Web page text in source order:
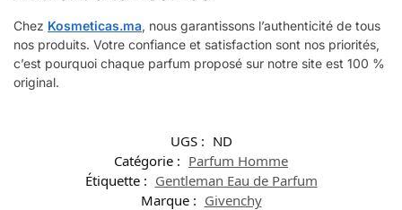
Chez Kosmeticas.ma, nous garantissons l’authenticité de tous
nos produits. Votre confiance et satisfaction sont nos priorités,
c’est pourquoi chaque parfum proposé sur notre site est 100 %
original.
UGS : ND
Catégorie : Parfum Homme
Étiquette : Gentleman Eau de Parfum
Marque : Givenchy